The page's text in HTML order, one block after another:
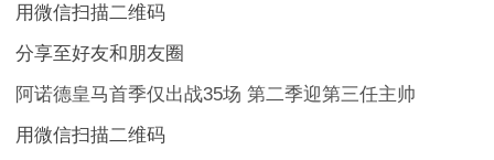
用微信扫描二维码
分享至好友和朋友圈
阿诺德皇马首季仅出战35场 第二季迎第三任主帅
用微信扫描二维码